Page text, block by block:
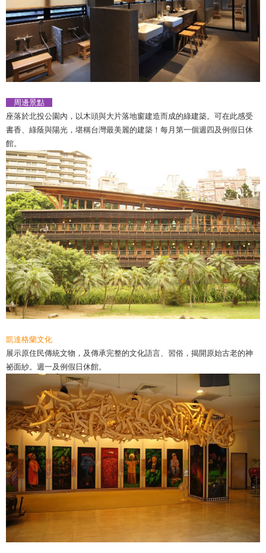
周邊景點
座落於北投公園內，以木頭與大片落地窗建造而成的綠建築。可在此感受
書香、綠蔭與陽光，堪稱台灣最美麗的建築！每月第一個週四及例假日休
館。
凱達格蘭文化
展示原住民傳統文物，及傳承完整的文化語言、習俗，揭開原始古老的神
祕面紗。週一及例假日休館。